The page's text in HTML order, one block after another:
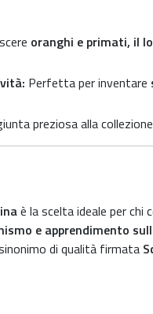
oranghi e primati, il
Perfetta per inventare
preziosa alla
è la scelta ideale per chi
e apprendimento
di qualità firmata